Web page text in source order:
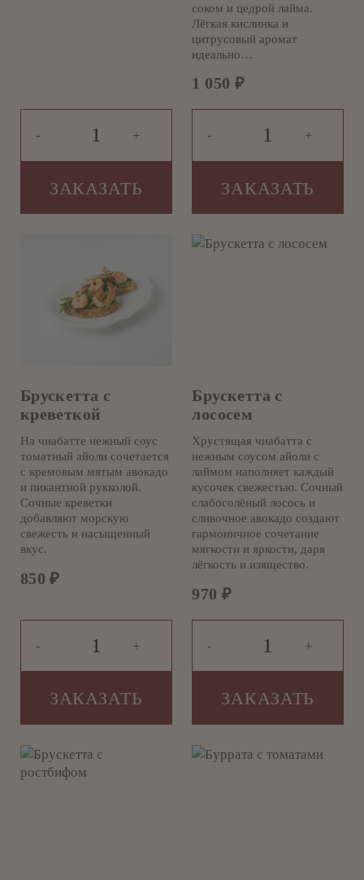
- +
ЗАКАЗАТЬ
1 050 ₽
соком и цедрой лайма.
Лёгкая кислинка и
цитрусовый аромат
идеально…
- +
ЗАКАЗАТЬ
Брускетта с
креветкой
850 ₽
На чиабатте нежный соус
томатный айоли сочетается
с кремовым мятым авокадо
и пикантной рукколой.
Сочные креветки
добавляют морскую
свежесть и насыщенный
вкус.
- +
ЗАКАЗАТЬ
Брускетта с
лососем
970 ₽
Хрустящая чиабатта с
нежным соусом айоли с
лаймом наполняет каждый
кусочек свежестью. Сочный
слабосолёный лосось и
сливочное авокадо создают
гармоничное сочетание
мягкости и яркости, даря
лёгкость и изящество.
- +
ЗАКАЗАТЬ